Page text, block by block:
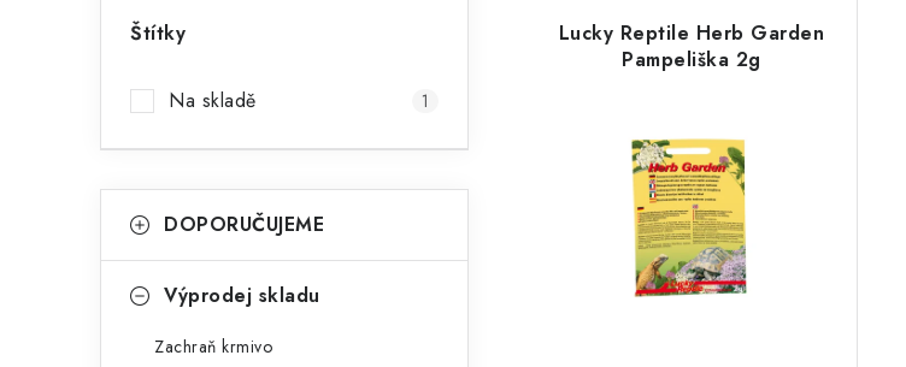
n
p
Štítky
Na skladě 1
kategorie
a
DOPORUČUJEME
Výprodej skladu
Zachraň krmivo
e
n
p
r
o
d
Lucky Reptile Herb Garden
Pampeliška 2g